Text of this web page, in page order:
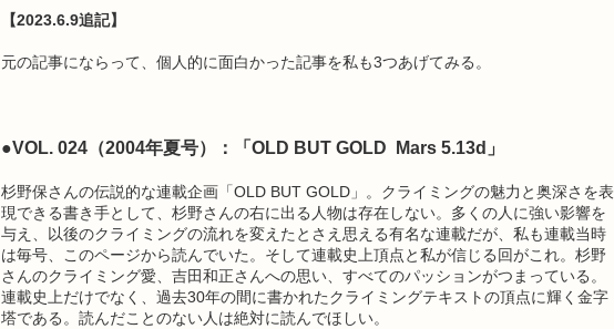
【2023.6.9追記】
元の記事にならって、個人的に面白かった記事を私も3つあげてみる。
●VOL. 024（2004年夏号）：「OLD BUT GOLD Mars 5.13d」
杉野保さんの伝説的な連載企画「OLD BUT GOLD」。クライミングの魅力と奥深さを表
現できる書き手として、杉野さんの右に出る人物は存在しない。多くの人に強い影響を
与え、以後のクライミングの流れを変えたとさえ思える有名な連載だが、私も連載当時
は毎号、このページから読んでいた。そして連載史上頂点と私が信じる回がこれ。杉野
さんのクライミング愛、吉田和正さんへの思い、すべてのパッションがつまっている。
連載史上だけでなく、過去30年の間に書かれたクライミングテキストの頂点に輝く金字
塔である。読んだことのない人は絶対に読んでほしい。